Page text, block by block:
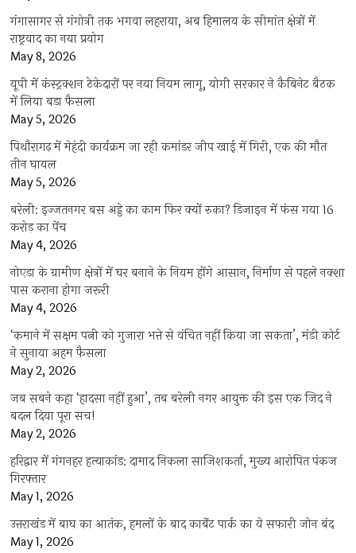
गंगासागर से गंगोत्री तक भगवा लहराया, अब हिमालय के सीमांत क्षेत्रों में
राष्ट्रवाद का नया प्रयोग
May 8, 2026
यूपी में कंस्ट्रक्शन ठेकेदारों पर नया नियम लागू, योगी सरकार ने कैबिनेट बैठक
में लिया बड़ा फैसला
May 5, 2026
पिथौरागढ़ में मेहंदी कार्यक्रम जा रही कमांडर जीप खाई में गिरी, एक की मौत
तीन घायल
May 5, 2026
बरेली: इज्जतनगर बस अड्डे का काम फिर क्यों रुका? डिजाइन में फंस गया 16
करोड़ का पेंच
May 4, 2026
नोएडा के ग्रामीण क्षेत्रों में घर बनाने के नियम होंगे आसान, निर्माण से पहले नक्शा
पास कराना होगा जरूरी
May 4, 2026
‘कमाने में सक्षम पत्नी को गुजारा भत्ते से वंचित नहीं किया जा सकता’, मंडी कोर्ट
ने सुनाया अहम फैसला
May 2, 2026
जब सबने कहा ‘हादसा नहीं हुआ’, तब बरेली नगर आयुक्त की इस एक जिद ने
बदल दिया पूरा सच!
May 2, 2026
हरिद्वार में गंगनहर हत्याकांड: दामाद निकला साजिशकर्ता, मुख्य आरोपित पंकज
गिरफ्तार
May 1, 2026
उत्तराखंड में बाघ का आतंक, हमलों के बाद कार्बेट पार्क का ये सफारी जोन बंद
May 1, 2026